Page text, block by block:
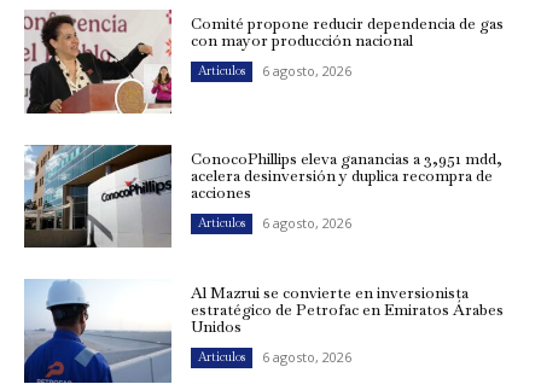
Comité propone reducir dependencia de gas
con mayor producción nacional
Artículos 6 agosto, 2026
ConocoPhillips eleva ganancias a 3,951 mdd,
acelera desinversión y duplica recompra de
acciones
Artículos 6 agosto, 2026
Al Mazrui se convierte en inversionista
estratégico de Petrofac en Emiratos Árabes
Unidos
Artículos 6 agosto, 2026